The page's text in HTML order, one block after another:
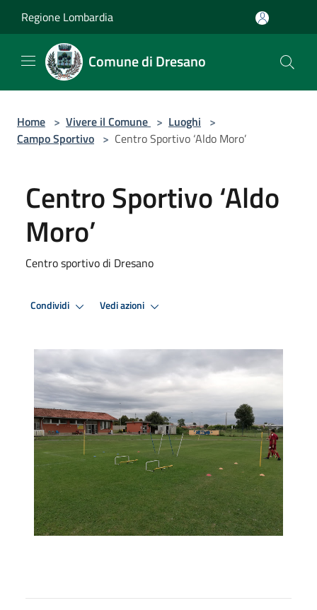
Regione Lombardia
Comune di Dresano
Home > Vivere il Comune > Luoghi >
Campo Sportivo > Centro Sportivo ‘Aldo Moro’
Centro Sportivo ‘Aldo
Moro’
Centro sportivo di Dresano
Condividi Vedi azioni